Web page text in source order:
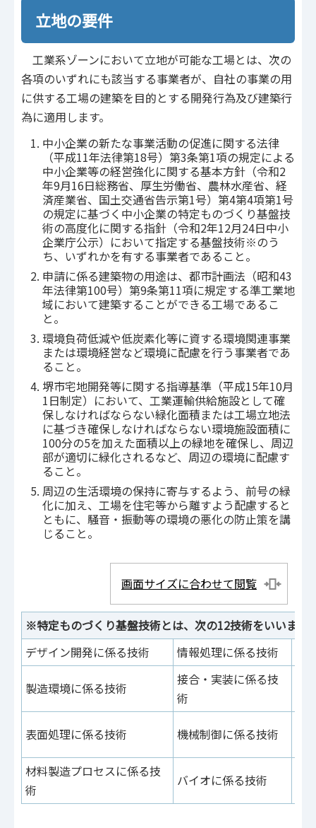
立地の要件
工業系ゾーンにおいて立地が可能な工場とは、次の
各項のいずれにも該当する事業者が、自社の事業の用
に供する工場の建築を目的とする開発行為及び建築行
為に適用します。
中小企業の新たな事業活動の促進に関する法律
（平成11年法律第18号）第3条第1項の規定による
中小企業等の経営強化に関する基本方針（令和2
年9月16日総務省、厚生労働省、農林水産省、経
済産業省、国土交通省告示第1号）第4第4項第1号
の規定に基づく中小企業の特定ものづくり基盤技
術の高度化に関する指針（令和2年12月24日中小
企業庁公示）において指定する基盤技術※のう
ち、いずれかを有する事業者であること。
申請に係る建築物の用途は、都市計画法（昭和43
年法律第100号）第9条第11項に規定する準工業地
域において建築することができる工場であるこ
と。
環境負荷低減や低炭素化等に資する環境関連事業
または環境経営など環境に配慮を行う事業者であ
ること。
堺市宅地開発等に関する指導基準（平成15年10月
1日制定）において、工業運輸供給施設として確
保しなければならない緑化面積または工場立地法
に基づき確保しなければならない環境施設面積に
100分の5を加えた面積以上の緑地を確保し、周辺
部が適切に緑化されるなど、周辺の環境に配慮す
ること。
周辺の生活環境の保持に寄与するよう、前号の緑
化に加え、工場を住宅等から離すよう配慮すると
ともに、騒音・振動等の環境の悪化の防止策を講
じること。
画面サイズに合わせて閲覧
※特定ものづくり基盤技術とは、次の12技術をいいます
デザイン開発に係る技術
情報処理に係る技術
製造環境に係る技術
接合・実装に係る技
術
表面処理に係る技術 機械制御に係る技術
材料製造プロセスに係る技
術
バイオに係る技術